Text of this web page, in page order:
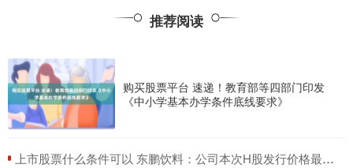
推荐阅读
购买股票平台 速递！教育部等四部门印发
《中小学基本办学条件底线要求》
​上市股票什么条件可以 东鹏饮料：公司本次H股发行价格最高不超过每股248港元